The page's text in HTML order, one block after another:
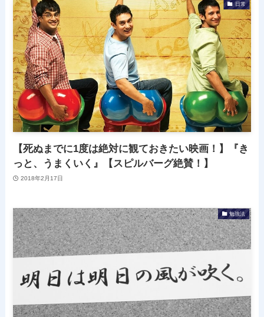
日常
【死ぬまでに1度は絶対に観ておきたい映画！】『き
っと、うまくいく』【スピルバーグ絶賛！】
2018年2月17日
勉強法